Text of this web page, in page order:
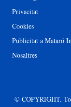
Privacitat
Cookies
Publicitat a Mataró
Nosaltres
© COPYRIGHT.